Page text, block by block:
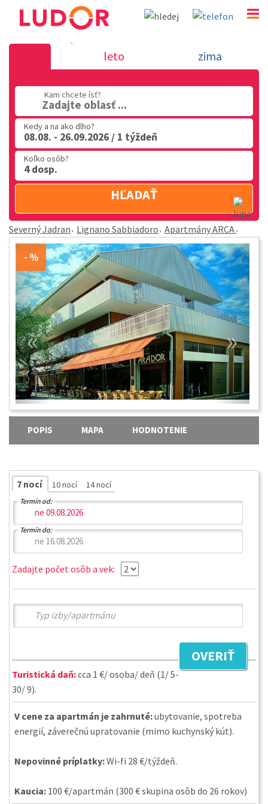
Apartmány ARCA - Lignano Sabbiadoro - Severný
leto zima
Kam chcete ísť?
Zadajte oblasť ...
Kedy a na ako dlho?
08.08. - 26.09.2026 / 1 týždeň
Koľko osôb?
4 dosp.
HĽADAŤ
Severný Jadran Lignano Sabbiadoro Apartmány ARCA
« »
POPIS MAPA HODNOTENIE
7 nocí 10 nocí 14 nocí
Termín od:
Termín do:
Zadajte počet osôb a vek:
OVERIŤ
Turistická daň:cca 1 €/ osoba/ deň (1/ 5-
30/ 9).
V cene za apartmán je zahrnuté:ubytovanie, spotreba
energií, záverečnú upratovanie (mimo kuchynský kút).
Nepovinné príplatky:Wi-fi 28 €/týždeň.
Kaucia: 100 €/apartmán (300 € skupina osôb do 26 rokov)